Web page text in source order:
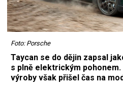
Foto: Porsche
Taycan se do dějin zapsal
s plně elektrickým
výroby však přišel čas na